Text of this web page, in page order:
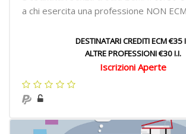
a chi esercita una professione NON ECM
DESTINATARI CREDITI ECM €35
ALTRE PROFESSIONI €30 I.I.
Iscrizioni Aperte